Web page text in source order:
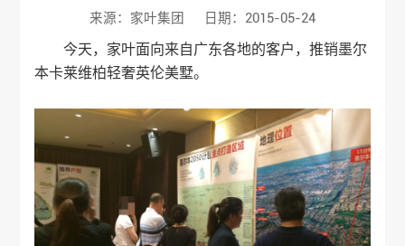
来源：家叶集团 日期：2015-05-24
今天，家叶面向来自广东各地的客户，推销墨尔
本卡莱维柏轻奢英伦美墅。